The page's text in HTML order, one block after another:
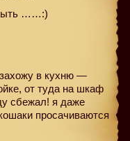
……:)
в кухню —
от туда на шкаф
сбежал! я даже
просачиваются